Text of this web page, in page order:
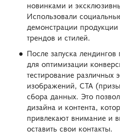
новинками и
Использовали
демонстрации продукции
трендов и стилей.
После запуска
для оптимизации
тестирование различных
изображений, CTA
сбора данных. Это
дизайна и контента,
привлекают внимание и
оставить свои контакты.